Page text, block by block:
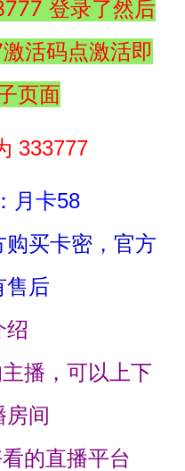
登录了然后
活码点激活即
页面
333777
月卡58
买卡密，官方
售后
绍
播，可以上下
房间
的直播平台